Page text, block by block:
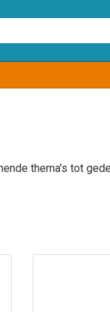
thema's tot